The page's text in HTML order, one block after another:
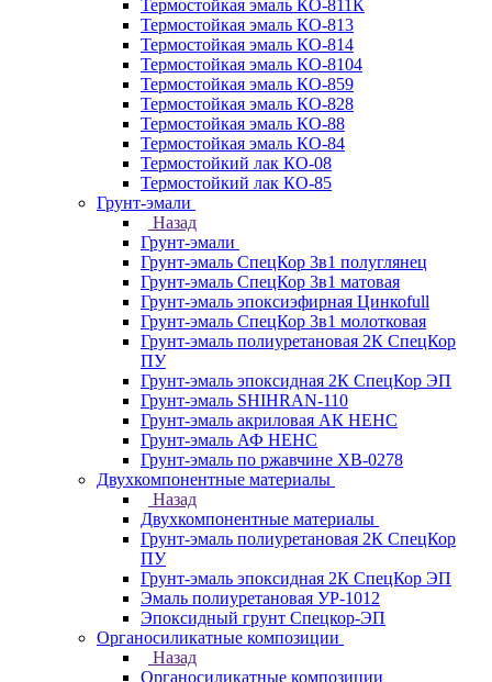
Термостойкая эмаль КО-811К
Термостойкая эмаль КО-813
Термостойкая эмаль КО-814
Термостойкая эмаль КО-8104
Термостойкая эмаль КО-859
Термостойкая эмаль КО-828
Термостойкая эмаль КО-88
Термостойкая эмаль КО-84
Термостойкий лак КО-08
Термостойкий лак КО-85
Грунт-эмали
Назад
Грунт-эмали
Грунт-эмаль СпецКор 3в1 полуглянец
Грунт-эмаль СпецКор 3в1 матовая
Грунт-эмаль эпоксиэфирная Цинкоfull
Грунт-эмаль СпецКор 3в1 молотковая
Грунт-эмаль полиуретановая 2К СпецКор
ПУ
Грунт-эмаль эпоксидная 2К СпецКор ЭП
Грунт-эмаль SHIHRAN-110
Грунт-эмаль акриловая АК НЕНС
Грунт-эмаль АФ НЕНС
Грунт-эмаль по ржавчине ХВ-0278
Двухкомпонентные материалы
Назад
Двухкомпонентные материалы
Грунт-эмаль полиуретановая 2К СпецКор
ПУ
Грунт-эмаль эпоксидная 2К СпецКор ЭП
Эмаль полиуретановая УР-1012
Эпоксидный грунт Спецкор-ЭП
Органосиликатные композиции
Назад
Органосиликатные композиции